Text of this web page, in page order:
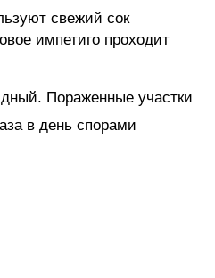
свежий сок
импетиго проходит
Пораженные участки
в день спорами